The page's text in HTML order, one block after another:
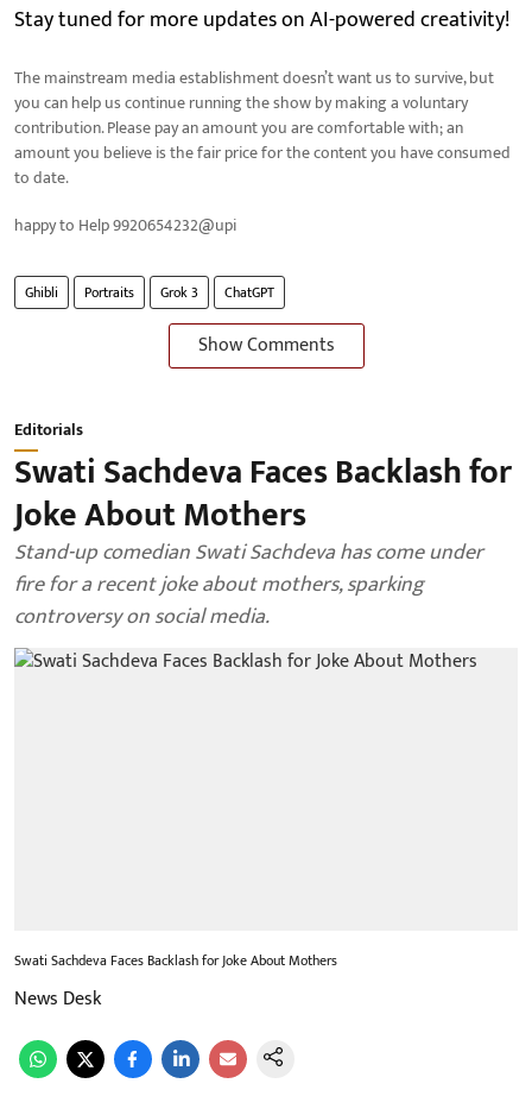
Stay tuned for more updates on AI-powered creativity!
The mainstream media establishment doesn’t want us to survive, but
you can help us continue running the show by making a voluntary
contribution. Please pay an amount you are comfortable with; an
amount you believe is the fair price for the content you have consumed
to date.
happy to Help 9920654232@upi
Ghibli Portraits Grok 3 ChatGPT
Show Comments
Editorials
Swati Sachdeva Faces Backlash for
Joke About Mothers
Stand-up comedian Swati Sachdeva has come under
fire for a recent joke about mothers, sparking
controversy on social media.
Swati Sachdeva Faces Backlash for Joke About Mothers
News Desk